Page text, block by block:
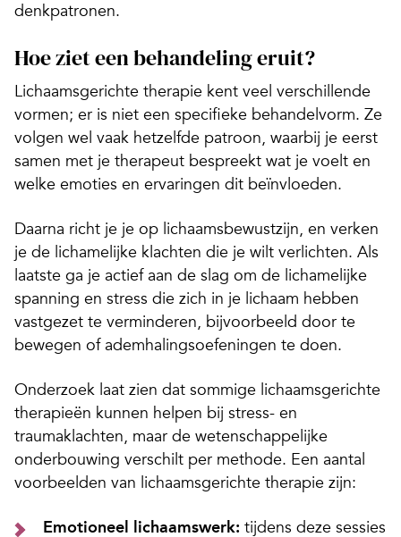
denkpatronen.
Hoe ziet een behandeling eruit?
Lichaamsgerichte therapie kent veel verschillende
vormen; er is niet een specifieke behandelvorm. Ze
volgen wel vaak hetzelfde patroon, waarbij je eerst
samen met je therapeut bespreekt wat je voelt en
welke emoties en ervaringen dit beïnvloeden.
Daarna richt je je op lichaamsbewustzijn, en verken
je de lichamelijke klachten die je wilt verlichten. Als
laatste ga je actief aan de slag om de lichamelijke
spanning en stress die zich in je lichaam hebben
vastgezet te verminderen, bijvoorbeeld door te
bewegen of ademhalingsoefeningen te doen.
Onderzoek laat zien dat sommige lichaamsgerichte
therapieën kunnen helpen bij stress- en
traumaklachten, maar de wetenschappelijke
onderbouwing verschilt per methode. Een aantal
voorbeelden van lichaamsgerichte therapie zijn:
Emotioneel lichaamswerk: tijdens deze sessies